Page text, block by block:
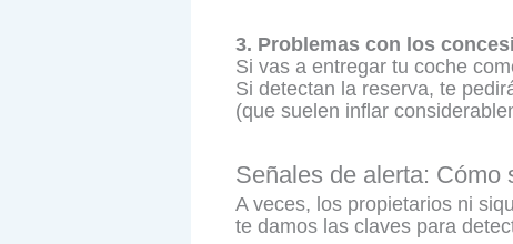
3. Problemas con los
Si vas a entregar tu coche
Si detectan la reserva, te
(que suelen inflar
Señales de alerta: Cómo
A veces, los propietarios ni
te damos las claves para